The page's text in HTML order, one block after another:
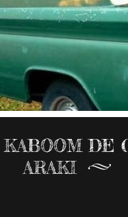
KABOOM DE
ARAKI